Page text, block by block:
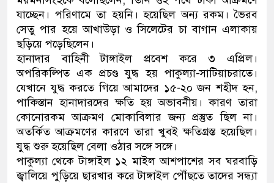
যাচ্ছেন। পরিণামে তা হয়নি। হয়েছিল অন্য রকম। ভৈরব
সেতু পার হয়ে আখাউড়া ও সিলেটের চা বাগান এলাকায়
ছড়িয়ে পড়েছিলেন।
হানাদার বাহিনী টাঙ্গাইল প্রবেশ করে ৩ এপ্রিল।
অপরিকল্পিত এক প্রচণ্ড যুদ্ধ হয় পাকুল্যা-সাটিয়াচরাতে।
যেখানে যুদ্ধ করতে গিয়ে আমাদের ১৫-২০ জন শহীদ হন,
পাকিস্তান হানাদারদের ক্ষতি হয় অভাবনীয়। কারণ তারা
কোনোরকম আক্রমণ মোকাবিলার জন্য প্রস্তুত ছিল না।
অতর্কিত আক্রমণের কারণে তারা খুবই ক্ষতিগ্রস্ত হয়েছিল।
যুদ্ধ শুরু হয়েছিল বেলা ওঠার সঙ্গে সঙ্গে।
পাকুল্যা থেকে টাঙ্গাইল ১২ মাইল আশপাশের সব ঘরবাড়ি
জ্বালিয়ে পুড়িয়ে ছারখার করে টাঙ্গাইল পৌঁছতে তাদের সন্ধ্যা